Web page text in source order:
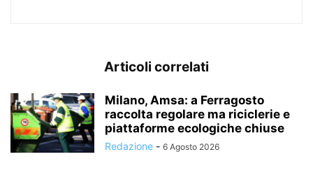
Articoli correlati
Milano, Amsa: a Ferragosto
raccolta regolare ma riciclerie e
piattaforme ecologiche chiuse
Redazione - 6 Agosto 2026